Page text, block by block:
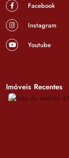
Facebook
Instagram
Youtube
Imóveis Recentes